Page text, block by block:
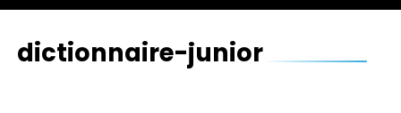
dictionnaire-junior